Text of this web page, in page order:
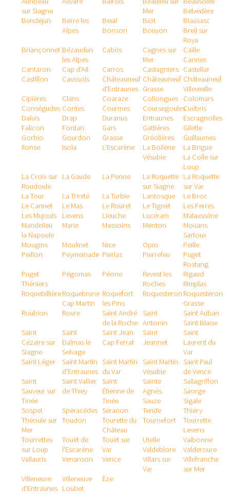
sur Siagne
Mer
Belvédère
Bendejun
Berre les
Alpes
Beuil Biot
Blausasc
Bonson
Bouyon
Breil sur
Roya
Briançonnet Bézaudun
les Alpes
Cabris
Cagnes sur
Mer
Caille
Cannes
Cantaron
Cap d'Ail Carros Castagniers Castellar
Castillon
Caussols
Châteauneuf
d'Entraunes
Châteauneuf
Grasse
Châteauneuf
Villevieille
Cipières
Clans Coaraze Collongues
Colomars
Conségudes Contes Courmes CoursegoulesCuébris
Daluis
Drap Duranus Entraunes
Escragnolles
Falicon
Fontan Gars Gattières
Gilette
Gorbio
Gourdon Grasse Gréolières
Guillaumes
Ilonse
Isola L'Escarène
La Bollène
Vésubie
La Brigue
La Colle sur
Loup
La Croix sur
Roudoule
La Gaude La Penne
La Roquette
sur Siagne
La Roquette
sur Var
La Tour
La Trinité La Turbie Lantosque
Le Broc
Le Cannet
Le Mas Le Rouret Le Tignet
Les Ferres
Les Mujouls
Levens Lieuche Lucéram
Malaussène
Mandelieu
la Napoule
Marie Massoins Menton
Mouans
Sartoux
Mougins
Moulinet Nice Opio
Peille
Peillon
Peymeinade Pierlas Pierrefeu
Puget
Rostang
Puget
Théniers
Pégomas Péone
Revest les
Roches
Rigaud
Rimplas
RoquebillièreRoquebrune
Cap Martin
Roquefort
les Pins
Roquesteron Roquestéron
Grasse
Roubion
Roure
Saint André
de la Roche
Saint
Antonin
Saint Auban
Saint Blaise
Saint
Cézaire sur
Siagne
Saint
Dalmas le
Selvage
Saint Jean
Cap Ferrat
Saint
Jeannet
Saint
Laurent du
Var
Saint Léger
Saint Martin
d'Entraunes
Saint Martin
du Var
Saint Martin
Vésubie
Saint Paul
de Vence
Saint
Sauveur sur
Tinée
Saint Vallier
de Thiey
Saint
Étienne de
Tinée
Sainte
Agnès
Sallagriffon
Saorge
Sauze
Sigale
Sospel
Spéracèdes Séranon Tende
Thiéry
Théoule sur
Mer
Toudon
Tourette du
Château
Tournefort
Tourrette
Levens
Tourrettes
sur Loup
Touët de
l'Escarène
Touët sur
Var
Utelle
Valbonne
Valdeblore
Valderoure
Vallauris
Venanson Vence
Villars sur
Var
Villefranche
sur Mer
Villeneuve
d'Entraunes
Villeneuve
Loubet
Èze